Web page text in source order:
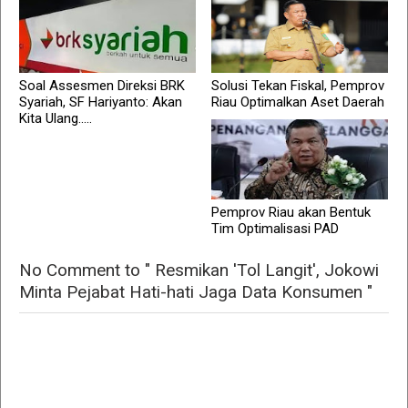
Soal Assesmen Direksi BRK
Syariah, SF Hariyanto: Akan
Kita Ulang.....
Solusi Tekan Fiskal, Pemprov
Riau Optimalkan Aset Daerah
Pemprov Riau akan Bentuk
Tim Optimalisasi PAD
No Comment to " Resmikan 'Tol Langit', Jokowi
Minta Pejabat Hati-hati Jaga Data Konsumen "